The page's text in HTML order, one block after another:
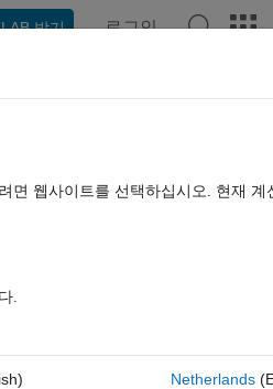
받기 로그인
for to extend
MATLAB Online에
면 웹사이트를 선택하십시오. 현재
.
Netherlands